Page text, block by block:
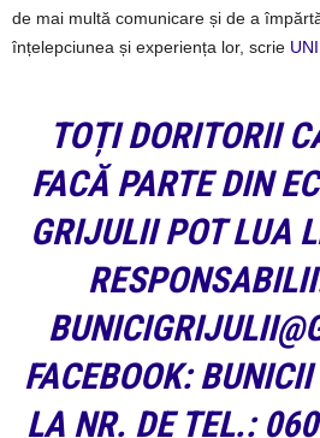
de mai multă comunicare și de a
înțelepciunea și experiența lor, scrie
TOȚI DORITORII
FACĂ PARTE DIN
GRIJULII POT LUA
FACEBOOK:
LA NR. DE TEL.: